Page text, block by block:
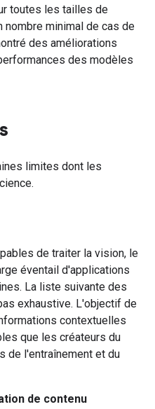
toutes les tailles de
nombre minimal de cas de
des améliorations
des modèles
limites dont les
de traiter la vision, le
éventail d'applications
La liste suivante des
exhaustive. L'objectif de
contextuelles
que les créateurs du
de l'entraînement et du
de contenu